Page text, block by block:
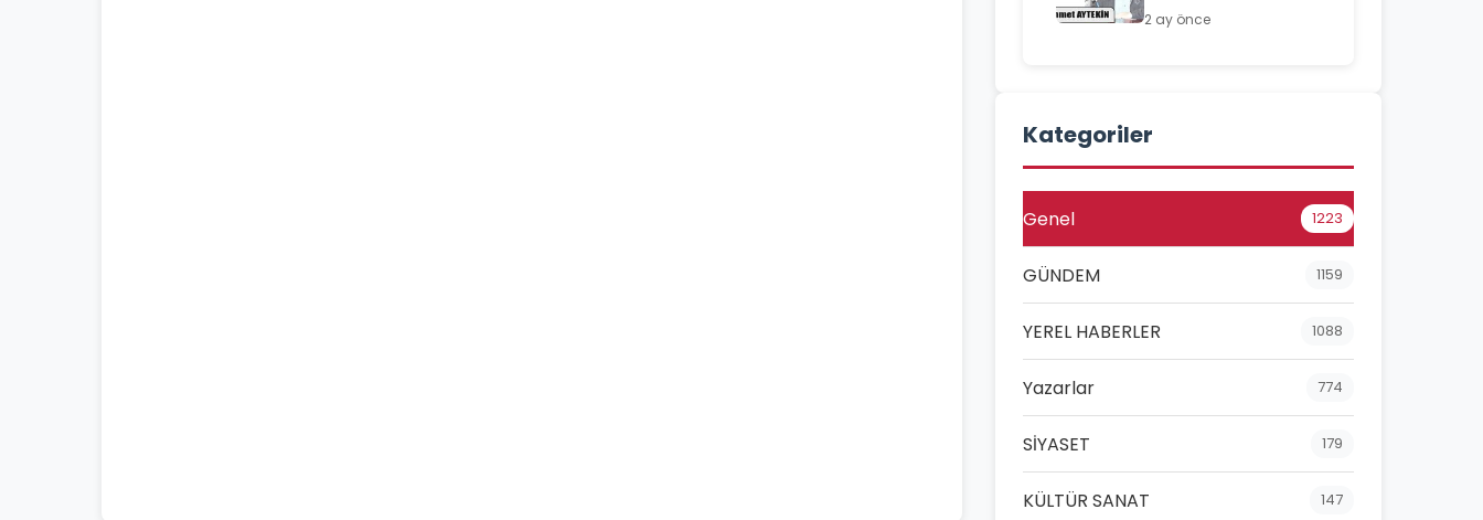
2 ay önce
Kategoriler
Genel 1223
GÜNDEM 1159
YEREL HABERLER 1088
Yazarlar 774
SİYASET 179
KÜLTÜR SANAT 147